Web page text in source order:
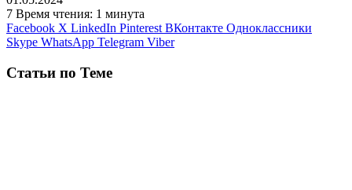
7 Время чтения: 1 минута
Facebook X LinkedIn Pinterest ВКонтакте Одноклассники
Skype WhatsApp Telegram Viber
Статьи по Теме